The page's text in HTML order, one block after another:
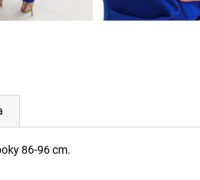
86-96 cm.